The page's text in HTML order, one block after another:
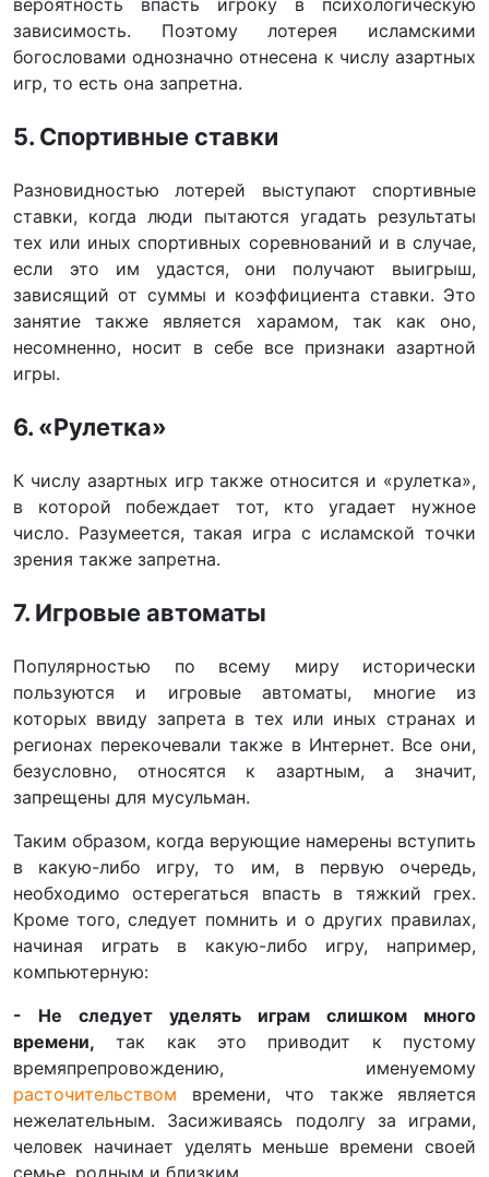
вероятность впасть игроку в психологическую
зависимость. Поэтому лотерея исламскими
богословами однозначно отнесена к числу азартных
игр, то есть она запретна.
5. Спортивные ставки
Разновидностью лотерей выступают спортивные
ставки, когда люди пытаются угадать результаты
тех или иных спортивных соревнований и в случае,
если это им удастся, они получают выигрыш,
зависящий от суммы и коэффициента ставки. Это
занятие также является харамом, так как оно,
несомненно, носит в себе все признаки азартной
игры.
6. «Рулетка»
К числу азартных игр также относится и «рулетка»,
в которой побеждает тот, кто угадает нужное
число. Разумеется, такая игра с исламской точки
зрения также запретна.
7. Игровые автоматы
Популярностью по всему миру исторически
пользуются и игровые автоматы, многие из
которых ввиду запрета в тех или иных странах и
регионах перекочевали также в Интернет. Все они,
безусловно, относятся к азартным, а значит,
запрещены для мусульман.
Таким образом, когда верующие намерены вступить
в какую-либо игру, то им, в первую очередь,
необходимо остерегаться впасть в тяжкий грех.
Кроме того, следует помнить и о других правилах,
начиная играть в какую-либо игру, например,
компьютерную:
- Не следует уделять играм слишком много
времени, так как это приводит к пустому
времяпрепровождению, именуемому
расточительством времени, что также является
нежелательным. Засиживаясь подолгу за играми,
человек начинает уделять меньше времени своей